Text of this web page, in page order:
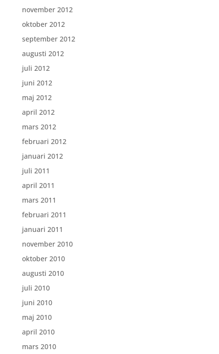
november 2012
oktober 2012
september 2012
augusti 2012
juli 2012
juni 2012
maj 2012
april 2012
mars 2012
februari 2012
januari 2012
juli 2011
april 2011
mars 2011
februari 2011
januari 2011
november 2010
oktober 2010
augusti 2010
juli 2010
juni 2010
maj 2010
april 2010
mars 2010